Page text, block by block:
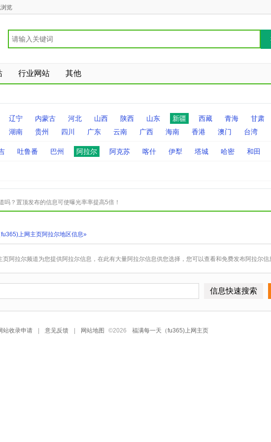
览
行业网站 其他
辽宁 内蒙古 河北 山西 陕西 山东 新疆 西藏 青海 甘肃
湖南 贵州 四川 广东 云南 广西 海南 香港 澳门 台湾
吐鲁番 巴州 阿拉尔 阿克苏 喀什 伊犁 塔城 哈密 和田
吗？置顶发布的信息可使曝光率率提高5倍！
上网主页阿拉尔地区信息»
阿拉尔频道为您提供阿拉尔信息，在此有大量阿拉尔信息供您选择，您可以查看和免费发布阿拉尔信
站收录申请 意见反馈 网站地图 ©2026 福满每一天（fu365)上网主页